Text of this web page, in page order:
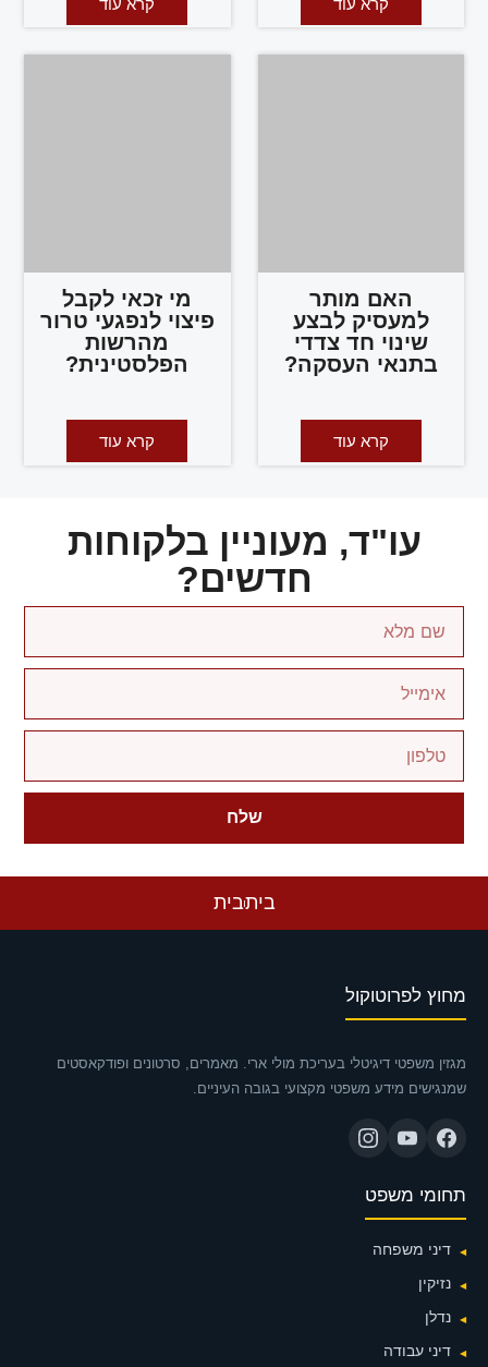
האם מותר
למעסיק לבצע
שינוי חד צדדי
בתנאי העסקה?
קרא עוד
מי זכאי לקבל
פיצוי לנפגעי טרור
מהרשות
הפלסטינית?
קרא עוד
עו"ד, מעוניין בלקוחות
חדשים?
שלח
ביתבית
מחוץ לפרוטוקול
מגזין משפטי דיגיטלי בעריכת מולי ארי. מאמרים, סרטונים ופודקאסטים
שמנגישים מידע משפטי מקצועי בגובה העיניים.
תחומי משפט
דיני משפחה
נזיקין
נדלן
דיני עבודה